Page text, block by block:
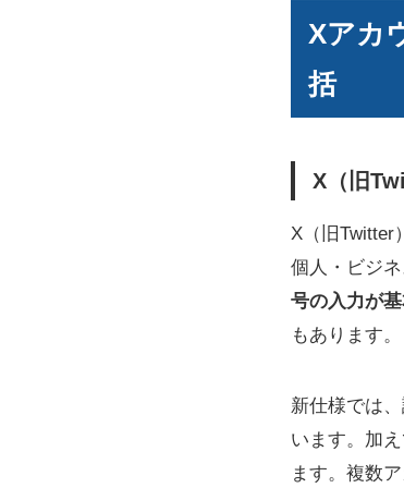
Xアカ
括
X（旧
X（旧Twitter
個人・ビジ
号の入力が
もあります。
新仕様では
います。加え
ます。複数